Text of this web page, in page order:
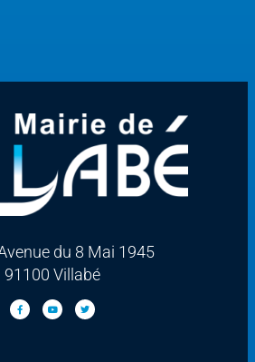
du 8 Mai 1945
91100 Villabé